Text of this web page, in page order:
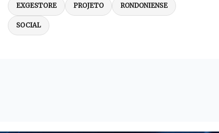
EXGESTORE PROJETO RONDONIENSE
SOCIAL